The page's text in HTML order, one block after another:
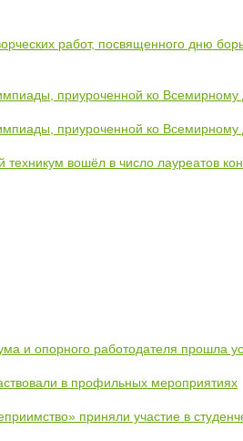
работ, посвященного дню
приуроченной ко Всемирному
приуроченной ко Всемирному
техникум вошёл в число лауреатов
и опорного работодателя прошла
в профильных мероприятиях
приняли участие в